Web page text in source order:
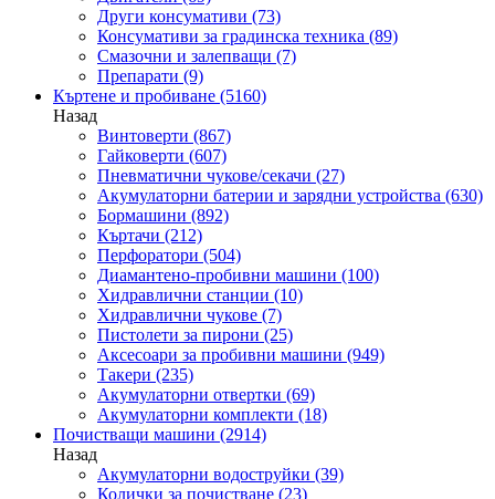
Други консумативи (73)
Консумативи за градинска техника (89)
Смазочни и залепващи (7)
Препарати (9)
Къртене и пробиване (5160)
Назад
Винтоверти (867)
Гайковерти (607)
Пневматични чукове/секачи (27)
Акумулаторни батерии и зарядни устройства (630)
Бормашини (892)
Къртачи (212)
Перфоратори (504)
Диамантено-пробивни машини (100)
Хидравлични станции (10)
Хидравлични чукове (7)
Пистолети за пирони (25)
Аксесоари за пробивни машини (949)
Такери (235)
Акумулаторни отвертки (69)
Акумулаторни комплекти (18)
Почистващи машини (2914)
Назад
Акумулаторни водоструйки (39)
Колички за почистване (23)